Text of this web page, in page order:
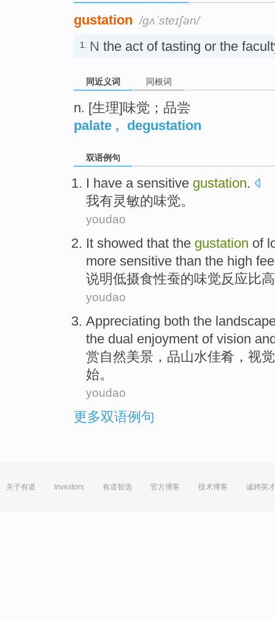
gustation /ɡʌˈsteɪʃən/
1. N the act of tasting or the
同近义词 同根词
n. [生理]味觉；品尝
palate , degustation
双语例句
I have a sensitive gustation.
我有灵敏的味觉。
youdao
It showed that the gustation of
more sensitive than the high
说明低摄食性蚕的味觉反应比高
youdao
Appreciating both the
the dual enjoyment of vision
赏自然美景，品山水佳肴 ， 视觉
始。
youdao
更多双语例句
关于有道 Investors 有道智选 官方博客 技术博客 诚聘英才